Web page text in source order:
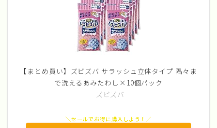
【まとめ買い】ズビズバ サラッシュ立体タイプ 隅々ま
で洗えるあみたわし×10個パック
ズビズバ